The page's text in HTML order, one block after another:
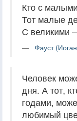
Кто с
Тот малые
С великими
Фауст
Человек
дня. А тот,
годами,
любимый